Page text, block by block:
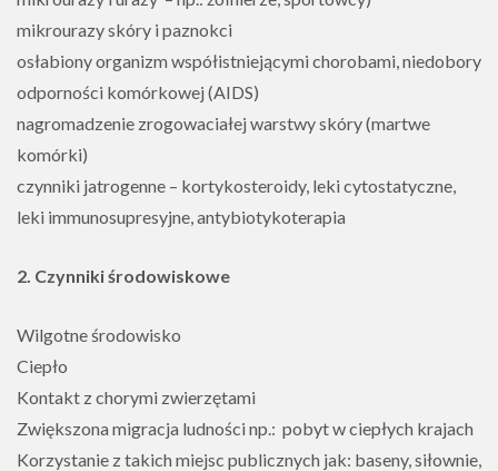
mikrourazy skóry i paznokci
osłabiony organizm współistniejącymi chorobami, niedobory
odporności komórkowej (AIDS)
nagromadzenie zrogowaciałej warstwy skóry (martwe
komórki)
czynniki jatrogenne – kortykosteroidy, leki cytostatyczne,
leki immunosupresyjne, antybiotykoterapia
2. Czynniki środowiskowe
Wilgotne środowisko
Ciepło
Kontakt z chorymi zwierzętami
Zwiększona migracja ludności np.: pobyt w ciepłych krajach
Korzystanie z takich miejsc publicznych jak: baseny, siłownie,